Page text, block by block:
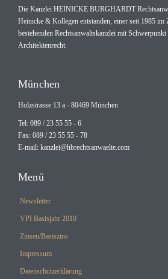
Die Kanzlei HEINICKE BURGHARDT
Heinicke & Kollegen entstanden, einer seit 1985 im
bestehenden Rechtsanwaltskanzlei mit
Architektenrecht.
München
Holzstrasse 13 a - 80469 München
Tel: 089 / 23 55 55 - 6
Fax: 089 / 23 55 55 - 78
E-mail: kanzlei@hbrechtsanwaelte.com
Menü
Newsletter
VPI Basisjahr 2010
Zinsen/Basiszins
Impressum
Datenschutzerklärung